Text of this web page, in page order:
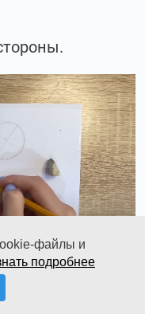
стереть.
файлы и
подробнее